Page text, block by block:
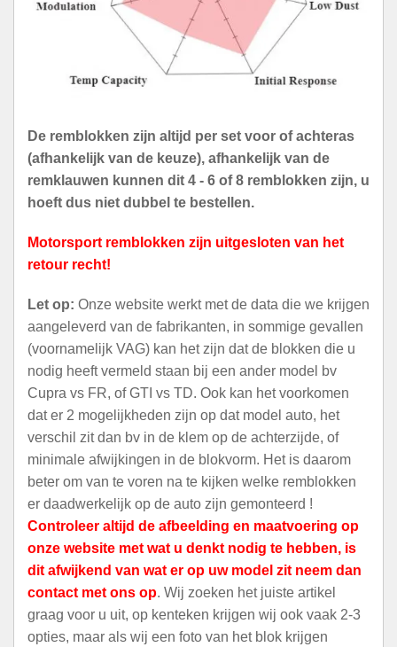
De remblokken zijn altijd per set voor of achteras
(afhankelijk van de keuze), afhankelijk van de
remklauwen kunnen dit 4 - 6 of 8 remblokken zijn, u
hoeft dus niet dubbel te bestellen.
Motorsport remblokken zijn uitgesloten van het
retour recht!
Let op: Onze website werkt met de data die we krijgen
aangeleverd van de fabrikanten, in sommige gevallen
(voornamelijk VAG) kan het zijn dat de blokken die u
nodig heeft vermeld staan bij een ander model bv
Cupra vs FR, of GTI vs TD. Ook kan het voorkomen
dat er 2 mogelijkheden zijn op dat model auto, het
verschil zit dan bv in de klem op de achterzijde, of
minimale afwijkingen in de blokvorm. Het is daarom
beter om van te voren na te kijken welke remblokken
er daadwerkelijk op de auto zijn gemonteerd !
Controleer altijd de afbeelding en maatvoering op
onze website met wat u denkt nodig te hebben, is
dit afwijkend van wat er op uw model zit neem dan
contact met ons op. Wij zoeken het juiste artikel
graag voor u uit, op kenteken krijgen wij ook vaak 2-3
opties, maar als wij een foto van het blok krijgen